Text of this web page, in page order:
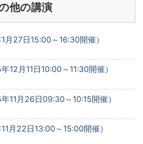
他の講演
27日15:00～16:30開催）
12月11日10:00～11:30開催）
11月26日09:30～10:15開催）
月22日13:00～15:00開催）